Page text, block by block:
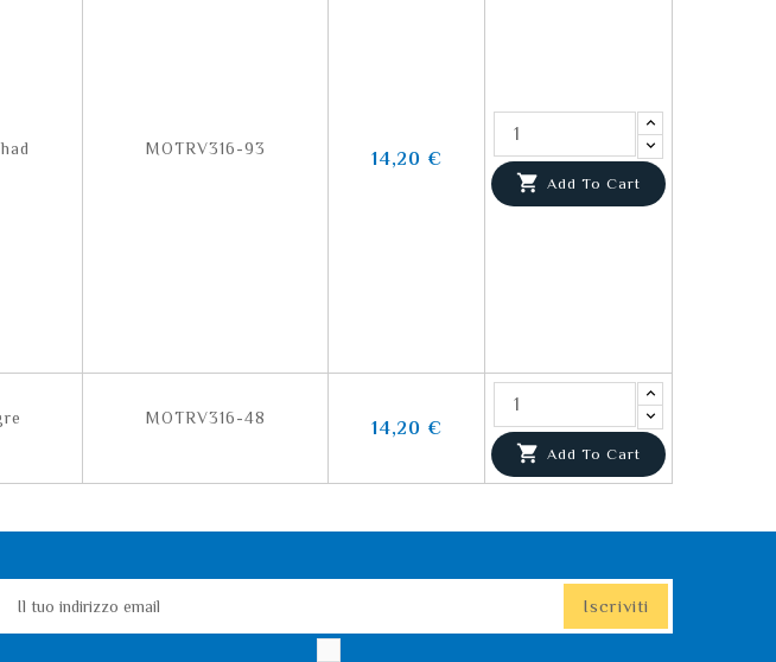
MOTRV316-93 14,20 €
 Add To Cart
MOTRV316-48 14,20 €
 Add To Cart